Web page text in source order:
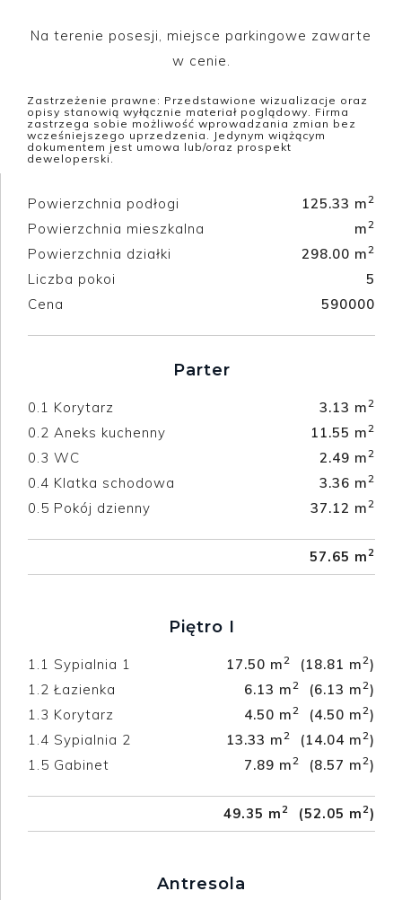
Na terenie posesji, miejsce parkingowe zawarte
w cenie.
Zastrzeżenie prawne: Przedstawione wizualizacje oraz
opisy stanowią wyłącznie materiał poglądowy. Firma
zastrzega sobie możliwość wprowadzania zmian bez
wcześniejszego uprzedzenia. Jedynym wiążącym
dokumentem jest umowa lub/oraz prospekt
deweloperski.
Powierzchnia podłogi 125.33 m2
Powierzchnia mieszkalna m2
Powierzchnia działki 298.00 m2
Liczba pokoi
5
Cena
590000
Parter
0.1 Korytarz 3.13 m2
0.2 Aneks kuchenny 11.55 m2
0.3 WC 2.49 m2
0.4 Klatka schodowa 3.36 m2
0.5 Pokój dzienny 37.12 m2
57.65 m 2
Piętro I
1.1 Sypialnia 1 (18.81 m2)
17.50 m2
1.2 Łazienka (6.13 m2)
6.13 m2
1.3 Korytarz (4.50 m2)
4.50 m2
1.4 Sypialnia 2 (14.04 m2)
13.33 m2
1.5 Gabinet (8.57 m2)
7.89 m2
(52.05 m 2)
49.35 m 2
Antresola